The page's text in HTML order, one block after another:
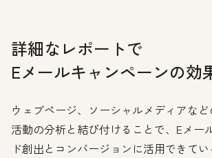
詳細なレポートで
Eメールキャンペーンの効
ウェブページ、ソーシャルメディアな
活動の分析と結び付けることで、Eメー
ド創出とコンバージョンに活用できて